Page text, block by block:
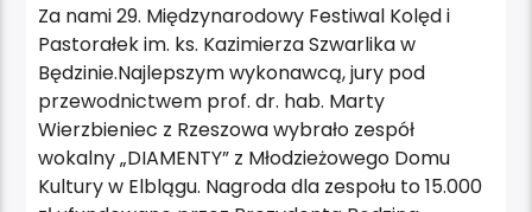
Za nami 29. Międzynarodowy Festiwal Kolęd i
Pastorałek im. ks. Kazimierza Szwarlika w
Będzinie.Najlepszym wykonawcą, jury pod
przewodnictwem prof. dr. hab. Marty
Wierzbieniec z Rzeszowa wybrało zespół
wokalny „DIAMENTY” z Młodzieżowego Domu
Kultury w Elblągu. Nagroda dla zespołu to 15.000